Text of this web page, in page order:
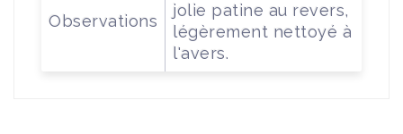
Observations
jolie patine au revers,
légèrement nettoyé à
l'avers.